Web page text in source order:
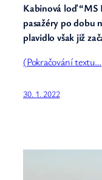
Kabinová loď “MS
pasažéry po dobu
plavidlo však již
(Pokračování
30. 1. 2022